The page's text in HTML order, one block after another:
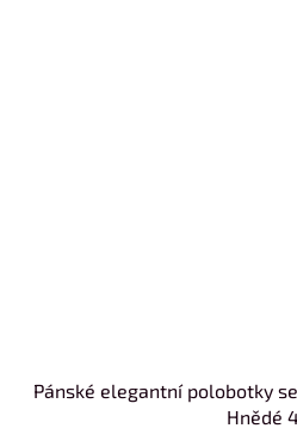
Pánské elegantní polobotky
Hnědé